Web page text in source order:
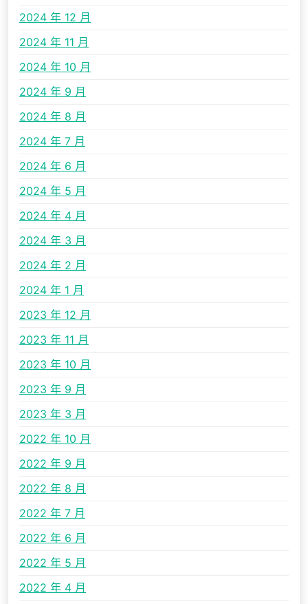
2024 年 12 月
2024 年 11 月
2024 年 10 月
2024 年 9 月
2024 年 8 月
2024 年 7 月
2024 年 6 月
2024 年 5 月
2024 年 4 月
2024 年 3 月
2024 年 2 月
2024 年 1 月
2023 年 12 月
2023 年 11 月
2023 年 10 月
2023 年 9 月
2023 年 3 月
2022 年 10 月
2022 年 9 月
2022 年 8 月
2022 年 7 月
2022 年 6 月
2022 年 5 月
2022 年 4 月